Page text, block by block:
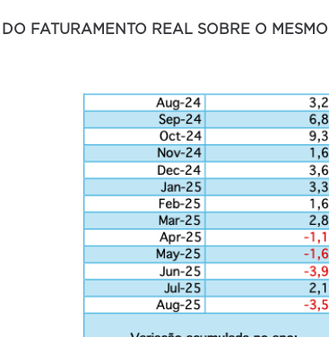
FATURAMENTO REAL SOBRE O